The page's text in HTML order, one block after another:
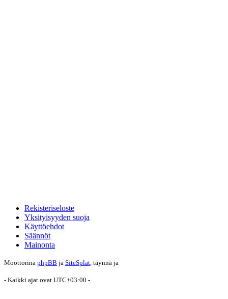
Rekisteriseloste
Yksityisyyden suoja
Käyttöehdot
Säännöt
Mainonta
Moottorina phpBB ja SiteSplat , täynnä ja
- Kaikki ajat ovat UTC+03:00 -